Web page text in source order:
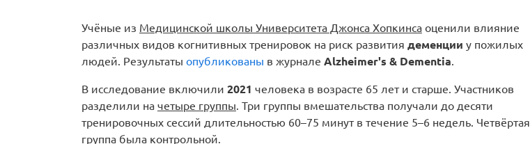
Учёные из Медицинской школы Университета Джонса Хопкинса оценили влияние
различных видов когнитивных тренировок на риск развития деменции у пожилых
людей. Результаты опубликованы в журнале Alzheimer's & Dementia.
В исследование включили 2021 человека в возрасте 65 лет и старше. Участников
разделили на четыре группы. Три группы вмешательства получали до десяти
тренировочных сессий длительностью 60–75 минут в течение 5–6 недель. Четвёртая
группа была контрольной.